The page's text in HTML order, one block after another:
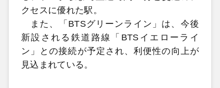
クセスに優れた駅。
また、「BTSグリーンライン」は、今後
新設される鉄道路線「BTSイエローライ
ン」との接続が予定され、利便性の向上が
見込まれている。